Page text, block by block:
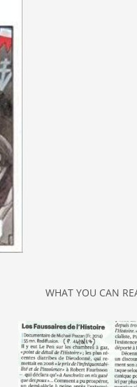
WHAT YOU CAN